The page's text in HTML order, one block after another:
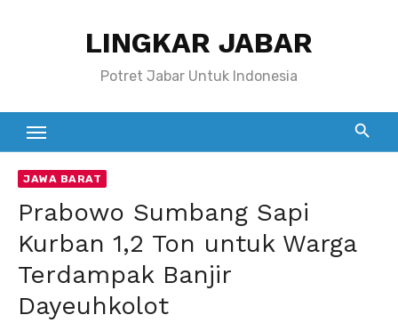
LINGKAR JABAR
Potret Jabar Untuk Indonesia
JAWA BARAT
Prabowo Sumbang Sapi
Kurban 1,2 Ton untuk Warga
Terdampak Banjir
Dayeuhkolot